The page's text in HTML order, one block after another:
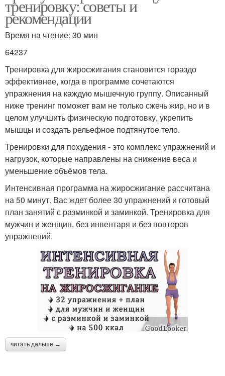
тренировку: советы и
рекомендации
Время на чтение: 30 мин
64237
Тренировка для жиросжигания становится гораздо
эффективнее, когда в программе сочетаются
упражнения на каждую мышечную группу. Описанный
ниже тренинг поможет вам не только сжечь жир, но и в
целом улучшить физическую подготовку, укрепить
мышцы и создать рельефное подтянутое тело.
Тренировки для похудения - это комплекс упражнений и
нагрузок, которые направлены на снижение веса и
уменьшение объёмов тела.
Интенсивная программа на жиросжигание рассчитана
на 50 минут. Вас ждет более 30 упражнений и готовый
план занятий с разминкой и заминкой. Тренировка для
мужчин и женщин, без инвентаря и без повторов
упражнений.
читать дальше →